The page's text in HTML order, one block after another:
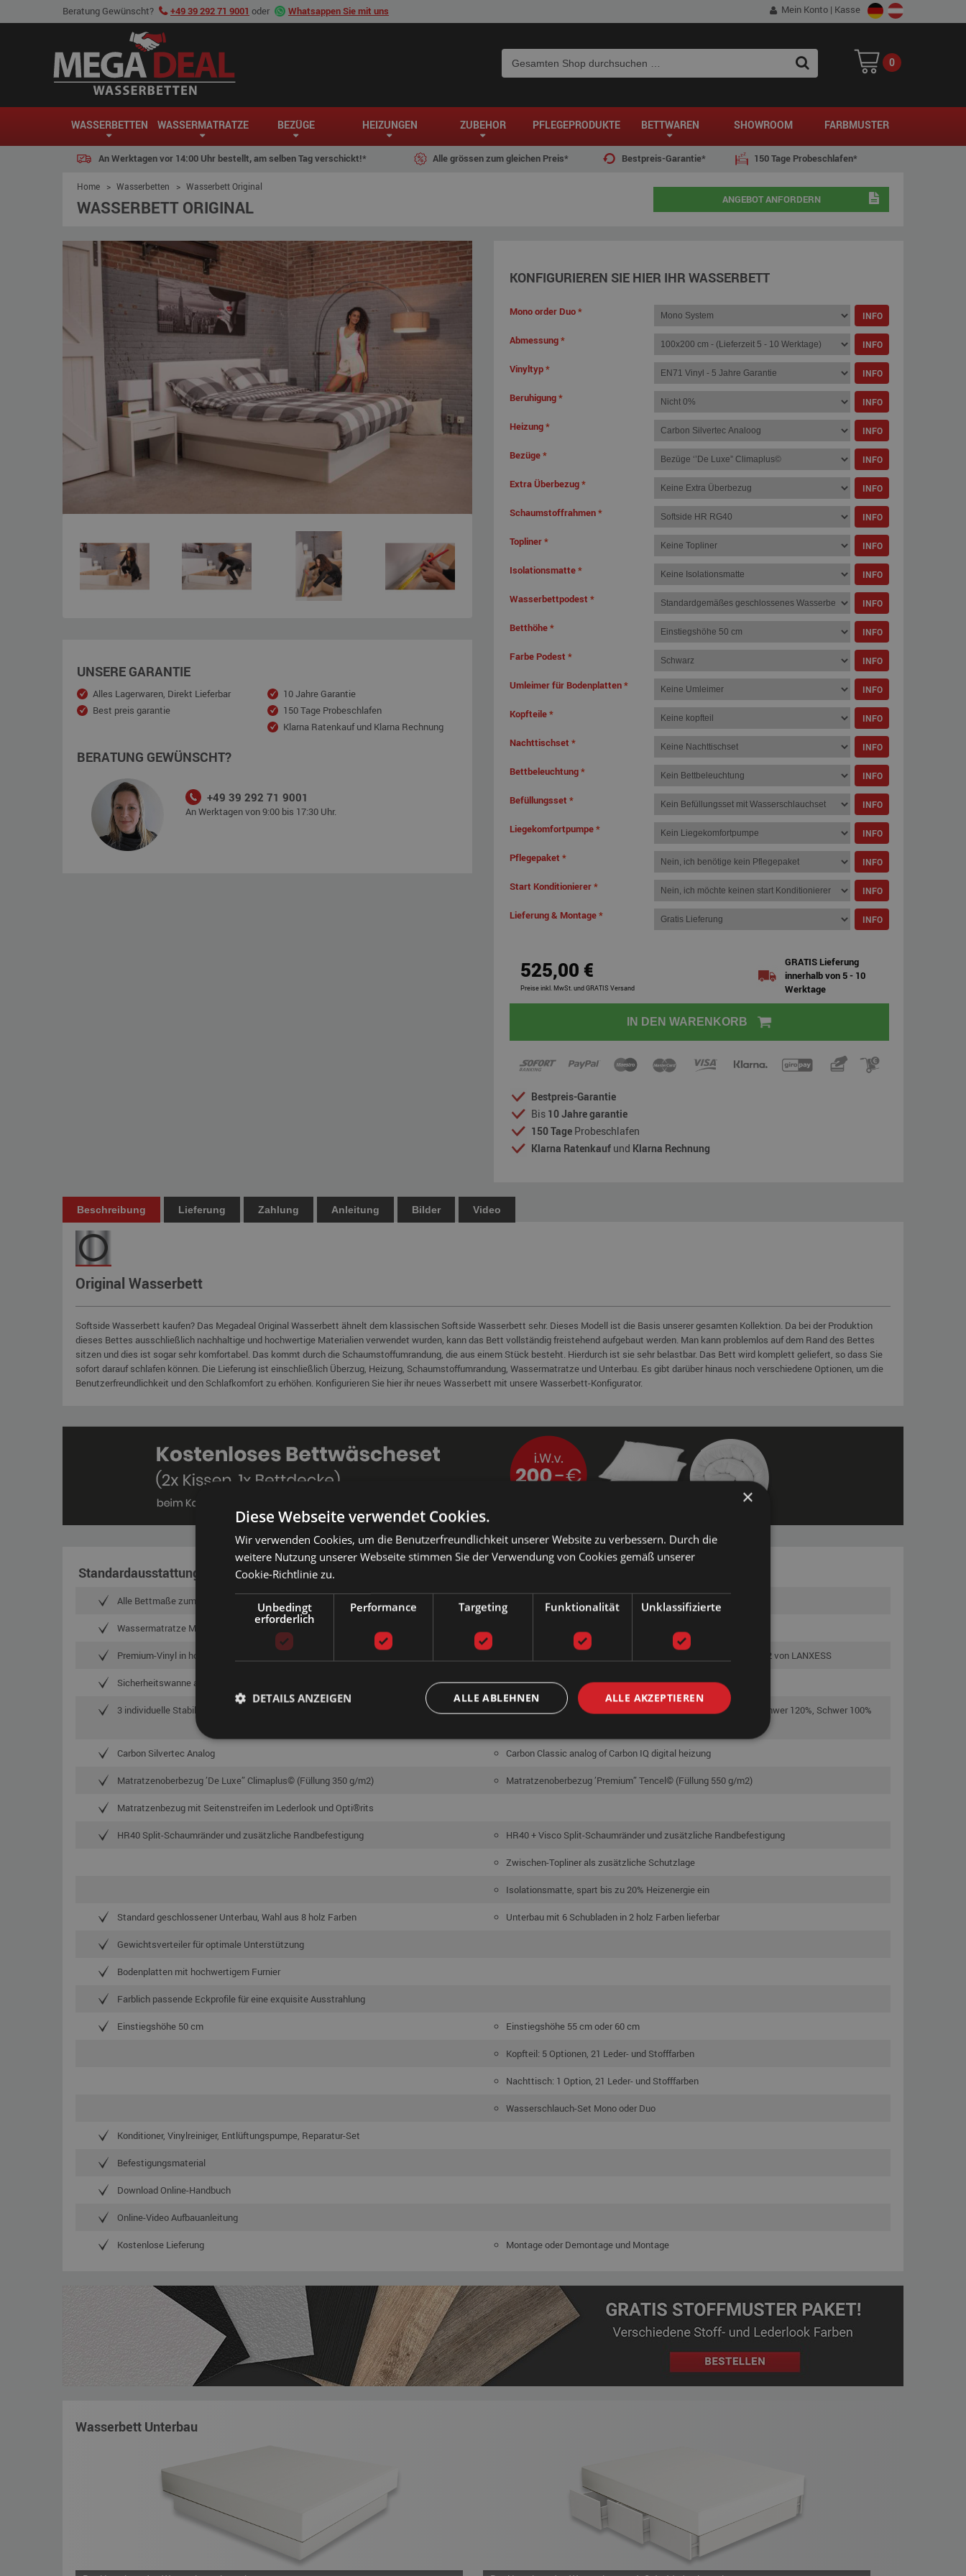
Beratung Gewünscht? +49 39 292 71 9001 oder Whatsappen Sie mit uns Mein Konto | Kasse
0
SEARCH
WASSERBETTEN WASSERMATRATZE BEZÜGE HEIZUNGEN ZUBEHÖR PFLEGEPRODUKTE BETTWAREN SHOWROOM FARBMUSTER
An Werktagen vor 14:00 Uhr bestellt, am selben Tag verschickt!* Alle grössen zum gleichen Preis* Bestpreis-Garantie* 150 Tage Probeschlafen*
Home > Wasserbetten > Wasserbett Original
WASSERBETT ORIGINAL ANGEBOT ANFORDERN
UNSERE GARANTIE
Alles Lagerwaren, Direkt Lieferbar
Best preis garantie
10 Jahre Garantie
150 Tage Probeschlafen
Klarna Ratenkauf und Klarna Rechnung
BERATUNG GEWÜNSCHT?
+49 39 292 71 9001
An Werktagen von 9:00 bis 17:30 Uhr.
KONFIGURIEREN SIE HIER IHR WASSERBETT
Mono order Duo* INFO
Abmessung* INFO
Vinyltyp* INFO
Beruhigung* INFO
Heizung* INFO
Bezüge* INFO
Extra Überbezug* INFO
Schaumstoffrahmen* INFO
Topliner* INFO
Isolationsmatte* INFO
Wasserbettpodest * INFO
Betthöhe* INFO
Farbe Podest * INFO
Umleimer für Bodenplatten* INFO
Kopfteile* INFO
Nachttischset * INFO
Bettbeleuchtung* INFO
Befüllungsset * INFO
Liegekomfortpumpe* INFO
Pflegepaket * INFO
Start Konditionierer* INFO
Lieferung & Montage* INFO
525,00 €
Preise inkl. MwSt. und GRATIS Versand
GRATIS Lieferung
innerhalb von 5 - 10
Werktage
IN DEN WARENKORB
Bestpreis-Garantie
Bis 10 Jahre garantie
150 Tage Probeschlafen
Klarna Ratenkauf und Klarna Rechnung
Beschreibung Lieferung Zahlung Anleitung Bilder Video
Original Wasserbett
Softside Wasserbett kaufen? Das Megadeal Original Wasserbett ähnelt dem klassischen Softside Wasserbett sehr. Dieses Modell ist die Basis unserer gesamten Kollektion. Da bei der Produktion
dieses Bettes ausschließlich nachhaltige und hochwertige Materialien verwendet wurden, kann das Bett vollständig freistehend aufgebaut werden. Man kann problemlos auf dem Rand des Bettes
sitzen und dies ist sogar sehr komfortabel. Das kommt durch die Schaumstoffumrandung, die aus einem Stück besteht. Hierdurch ist sie sehr belastbar. Das Bett wird komplett geliefert, so dass Sie
sofort darauf schlafen können. Die Lieferung ist einschließlich Überzug, Heizung, Schaumstoffumrandung, Wassermatratze und Unterbau. Es gibt darüber hinaus noch verschiedene Optionen, um die
Benutzerfreundlichkeit und den Schlafkomfort zu erhöhen. Konfigurieren Sie hier ihr neues Wasserbett mit unsere Wasserbett-Konfigurator.
Standardausstattung
Alle Bettmaße zum gleichen Preis
Wassermatratze Monosystem
Premium-Vinyl in hoher Qualität, DIN EN 71-3 zertifiziert Spezielle gesundheitsfreundliche Vinylqualität von MESAMOLL 2 von LANXESS
Sicherheitswanne aus Vinyl, DIN EN 71-3 zertifiziert Sicherheitswanne aus MESAMOLL 2 von LANXESS
3 individuelle Stabilisationen nach Wahl (Nicht 0%, Leicht 60% und Mittel 80%)
4 individuelle Stabilisationen nach Wahl (Schwer 100%, Extra Schwer 120%, Schwer 100%
Carbon Silvertec Analog Carbon Classic analog of Carbon IQ digital heizung
Matratzenoberbezug ’De Luxe” Climaplus© (Füllung 350 g/m2) Matratzenoberbezug ’Premium” Tencel© (Füllung 550 g/m2)
Matratzenbezug mit Seitenstreifen im Lederlook und Opti®rits
HR40 Split-Schaumränder und zusätzliche Randbefestigung HR40 + Visco Split-Schaumränder und zusätzliche Randbefestigung
Zwischen-Topliner als zusätzliche Schutzlage
Isolationsmatte, spart bis zu 20% Heizenergie ein
Standard geschlossener Unterbau, Wahl aus 8 holz Farben Unterbau mit 6 Schubladen in 2 holz Farben lieferbar
Gewichtsverteiler für optimale Unterstützung
Bodenplatten mit hochwertigem Furnier
Farblich passende Eckprofile für eine exquisite Ausstrahlung
Einstiegshöhe 50 cm Einstiegshöhe 55 cm oder 60 cm
Kopfteil: 5 Optionen, 21 Leder- und Stofffarben
Nachttisch: 1 Option, 21 Leder- und Stofffarben
Wasserschlauch-Set Mono oder Duo
Konditioner, Vinylreiniger, Entlüftungspumpe, Reparatur-Set
Befestigungsmaterial
Download Online-Handbuch
Online-Video Aufbauanleitung
Kostenlose Lieferung Montage oder Demontage und Montage
Wasserbett Unterbau
×
Diese Webseite verwendet Cookies.
Wir verwenden Cookies, um die Benutzerfreundlichkeit unserer Website zu verbessern. Durch die
weitere Nutzung unserer Webseite stimmen Sie der Verwendung von Cookies gemäß unserer
Cookie-Richtlinie zu.
Unbedingt
erforderlich
Performance Targeting Funktionalität Unklassifizierte
ALLE AKZEPTIEREN
ALLE ABLEHNEN
DETAILS ANZEIGEN